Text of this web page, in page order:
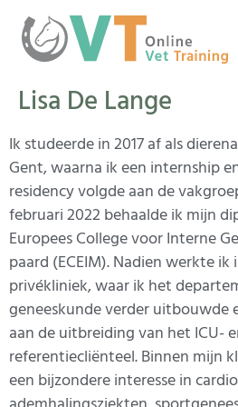
Lisa De Lange
Ik studeerde in 2017 af als
Gent, waarna ik een internship
residency volgde aan de
februari 2022 behaalde ik mijn
Europees College voor Interne
paard (ECEIM). Nadien werkte ik
privékliniek, waar ik het
geneeskunde verder uitbouwde
aan de uitbreiding van het ICU-
referentiecliënteel. Binnen mijn
een bijzondere interesse in